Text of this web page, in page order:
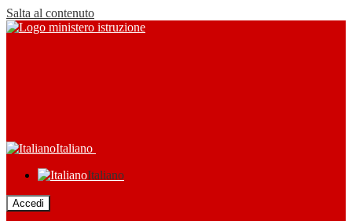
Salta al contenuto
Italiano
Italiano
Accedi